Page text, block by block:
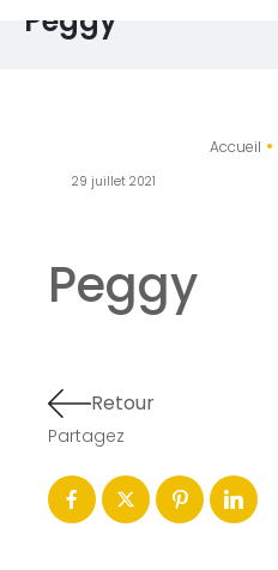
Peggy
Accueil •
29 juillet 2021
Peggy
Retour
Partagez